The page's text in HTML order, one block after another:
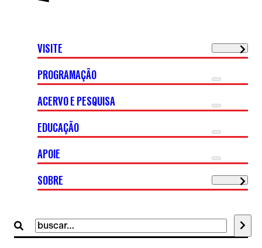
Buscar
por:
VISITE
PROGRAMAÇÃO
ACERVO E PESQUISA
EDUCAÇÃO
APOIE
SOBRE